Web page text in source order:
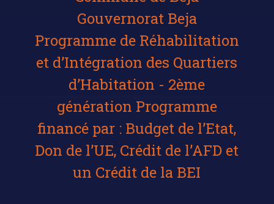
Gouvernorat Beja
Programme de Réhabilitation
et d’Intégration des Quartiers
d’Habitation - 2ème
génération Programme
financé par : Budget de l’Etat,
Don de l’UE, Crédit de l’AFD et
un Crédit de la BEI